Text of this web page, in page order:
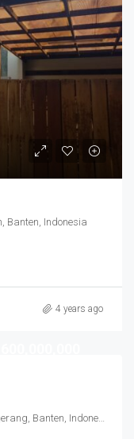
Banten, Indonesia
4 years ago